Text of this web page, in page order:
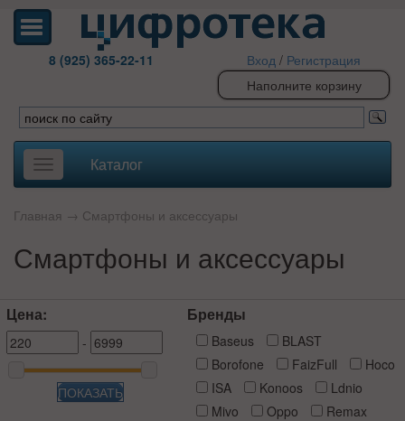
8 (925) 365-22-11 Вход / Регистрация
Наполните корзину
Toggle
navigation
Каталог
Главная → Смартфоны и аксессуары
Смартфоны и аксессуары
Цена:
-
ПОКАЗАТЬ
Бренды
Baseus
BLAST
Borofone
FaizFull
Hoco
ISA
Konoos
Ldnio
Mivo
Oppo
Remax